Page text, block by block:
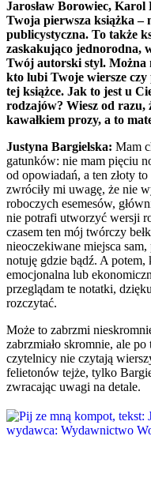
Jarosław Borowiec, Karol
Twoja pierwsza książka –
publicystyczna. To także
zaskakująco jednorodna,
Twój autorski styl. Można
kto lubi Twoje wiersze czy
tej książce. Jak to jest u
rodzajów? Wiesz od razu,
kawałkiem prozy, a to
Justyna Bargielska: Mam
gatunków: nie mam pięciu
od opowiadań, a ten złoty
zwróciły mi uwagę, że nie
roboczych esemesów,
nie potrafi utworzyć wersji
czasem ten mój twórczy
nieoczekiwane miejsca
notuję gdzie bądź. A
emocjonalna lub
przeglądam te notatki,
rozczytać.
Może to zabrzmi
zabrzmiało skromnie, ale
czytelnicy nie czytają
felietonów tejże, tylko
zwracając uwagi na detale.